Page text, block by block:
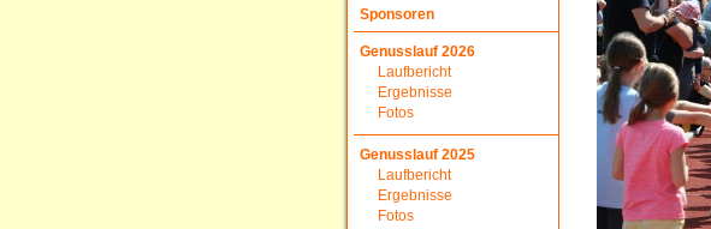
Sponsoren
Genusslauf 2026
Laufbericht
Ergebnisse
Fotos
Genusslauf 2025
Laufbericht
Ergebnisse
Fotos